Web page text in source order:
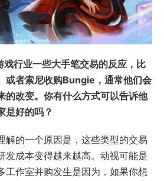
行业一些大手笔交易的反应，比
或者索尼收购Bungie，通常他们会
的改变。你有什么方式可以告诉他
是好的吗？
解的一个原因是，这些类型的交易
发成本变得越来越高。动视可能是
工作室并购发生是因为，如果你想